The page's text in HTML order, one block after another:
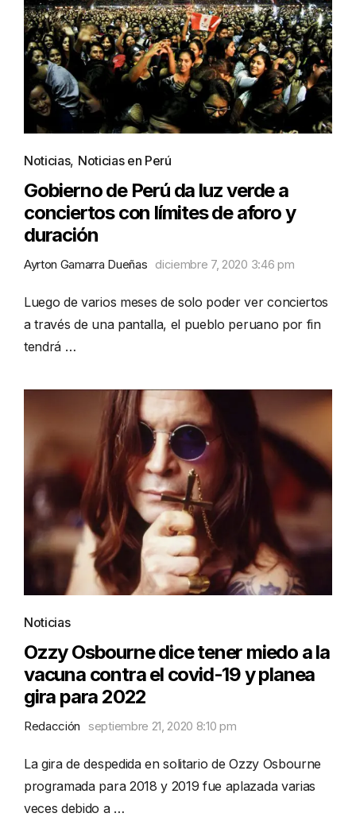
Noticias, Noticias en Perú
Gobierno de Perú da luz verde a
conciertos con límites de aforo y
duración
Ayrton Gamarra Dueñas diciembre 7, 2020 3:46 pm
Luego de varios meses de solo poder ver conciertos
a través de una pantalla, el pueblo peruano por fin
tendrá …
Noticias
Ozzy Osbourne dice tener miedo a la
vacuna contra el covid-19 y planea
gira para 2022
Redacción septiembre 21, 2020 8:10 pm
La gira de despedida en solitario de Ozzy Osbourne
programada para 2018 y 2019 fue aplazada varias
veces debido a …